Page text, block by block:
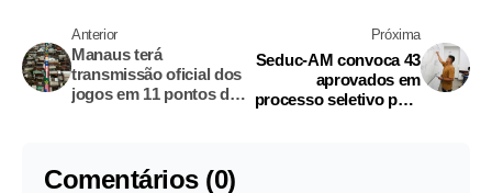
Anterior
Manaus terá
transmissão oficial dos
jogos em 11 pontos do
Próxima
Seduc-AM convoca 43
aprovados em
processo seletivo para
Comentários (0)